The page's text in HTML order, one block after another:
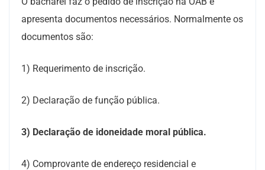
apresenta documentos necessários. Normalmente os
documentos são:
1) Requerimento de inscrição.
2) Declaração de função pública.
3) Declaração de idoneidade moral pública.
4) Comprovante de endereço residencial e